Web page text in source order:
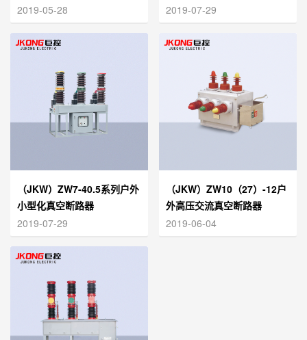
2019-05-28
2019-07-29
（JKW）ZW7-40.5系列户外
小型化真空断路器
2019-07-29
（JKW）ZW10（27）-12户
外高压交流真空断路器
2019-06-04